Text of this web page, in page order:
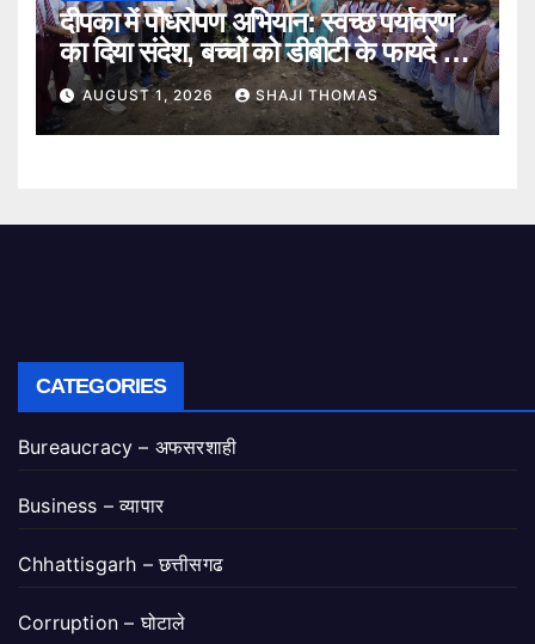
दीपका में पौधरोपण अभियान: स्वच्छ पर्यावरण
का दिया संदेश, बच्चों को डीबीटी के फायदे भी
बताए।
AUGUST 1, 2026 SHAJI THOMAS
CATEGORIES
Bureaucracy – अफसरशाही
Business – व्यापार
Chhattisgarh – छत्तीसगढ
Corruption – घोटाले